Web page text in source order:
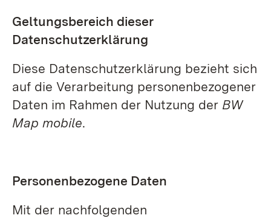
Geltungsbereich dieser
Datenschutzerklärung
Diese Datenschutzerklärung bezieht sich
auf die Verarbeitung personenbezogener
Daten im Rahmen der Nutzung der BW
Map mobile.
Personenbezogene Daten
Mit der nachfolgenden